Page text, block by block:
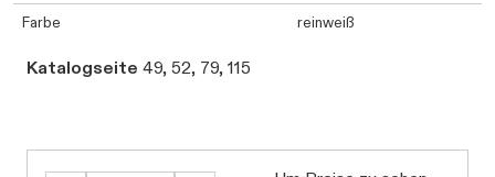
Farbe reinweiß
Katalogseite 49, 52, 79, 115